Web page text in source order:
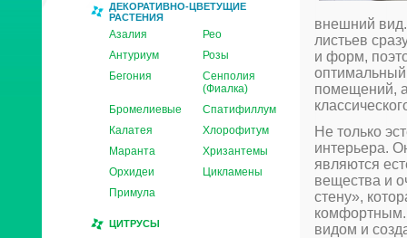
ДЕКОРАТИВНО-ЦВЕТУЩИЕ
РАСТЕНИЯ
Азалия
Рео
Антуриум
Розы
Бегония
Сенполия
(Фиалка)
Бромелиевые
Спатифиллум
Калатея
Хлорофитум
Маранта
Хризантемы
Орхидеи
Цикламены
Примула
ЦИТРУСЫ
внешний
листьев
и форм,
помещений,
Не только
интерьера.
являются
вещества и
стену»,
комфортным.
видом и